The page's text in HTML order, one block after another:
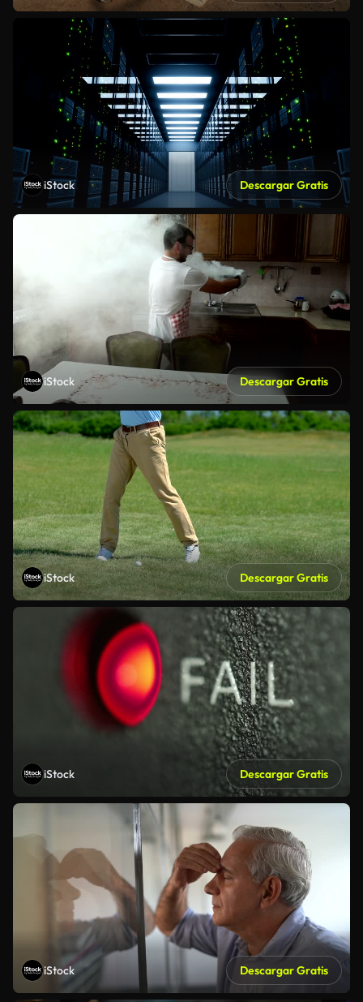
iStock Descargar Gratis
iStock Descargar Gratis
iStock Descargar Gratis
iStock Descargar Gratis
iStock Descargar Gratis